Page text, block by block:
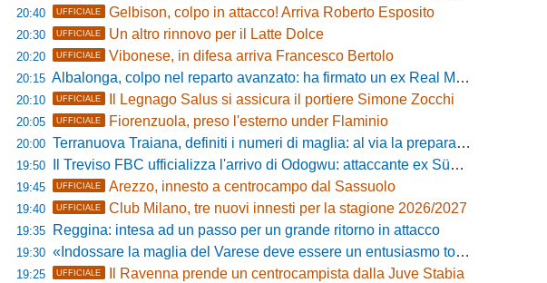
20:40 UFFICIALE Gelbison, colpo in attacco! Arriva Roberto Esposito
20:30 UFFICIALE Un altro rinnovo per il Latte Dolce
20:20 UFFICIALE Vibonese, in difesa arriva Francesco Bertolo
20:15 Albalonga, colpo nel reparto avanzato: ha firmato un ex Real Monterotondo
20:10 UFFICIALE Il Legnago Salus si assicura il portiere Simone Zocchi
20:05 UFFICIALE Fiorenzuola, preso l'esterno under Flaminio
20:00 Terranuova Traiana, definiti i numeri di maglia: al via la preparazione e la sfida con il Grosseto
19:50 Il Treviso FBC ufficializza l'arrivo di Odogwu: attaccante ex Südtirol
19:45 UFFICIALE Arezzo, innesto a centrocampo dal Sassuolo
19:40 UFFICIALE Club Milano, tre nuovi innesti per la stagione 2026/2027
19:35 Reggina: intesa ad un passo per un grande ritorno in attacco
19:30 «Indossare la maglia del Varese deve essere un entusiasmo totale»: mister Ciceri traccia la strada e carica i biancorossi
19:25 UFFICIALE Il Ravenna prende un centrocampista dalla Juve Stabia